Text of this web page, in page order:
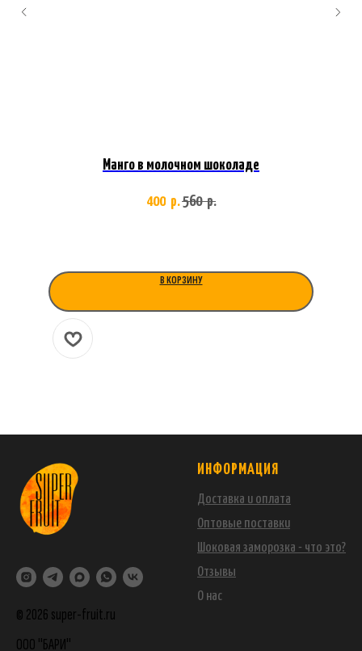
Манго в молочном шоколаде
400 р.560 р.
В КОРЗИНУ
© 2026 super-fruit.ru
ООО "БАРИ"
ИНФОРМАЦИЯ
Доставка и оплата
Оптовые поставки
Шоковая заморозка - что это?
Отзывы
О нас